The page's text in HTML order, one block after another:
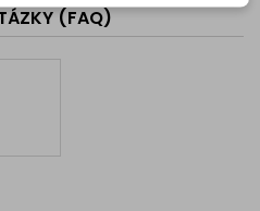
(FAQ)